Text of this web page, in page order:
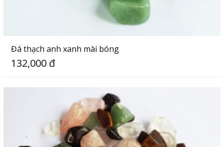
Đá thạch anh xanh mài bóng
132,000 đ